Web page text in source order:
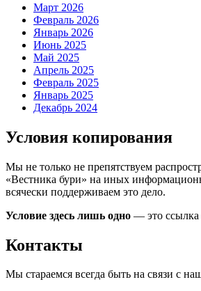
Март 2026
Февраль 2026
Январь 2026
Июнь 2025
Май 2025
Апрель 2025
Февраль 2025
Январь 2025
Декабрь 2024
Условия копирования
Мы не только не препятствуем
«Вестника бури» на иных
всячески поддерживаем это дело.
Условие здесь лишь одно — это ссылка
Контакты
Мы стараемся всегда быть на связи с